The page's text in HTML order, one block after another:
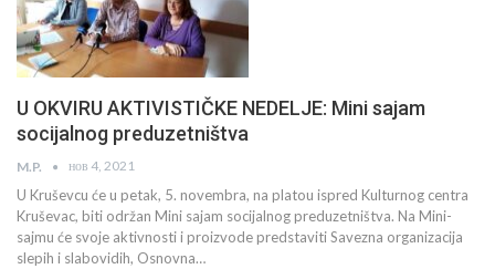
U OKVIRU AKTIVISTIČKE NEDELJE: Mini sajam
socijalnog preduzetništva
M.P. нов 4, 2021
U Kruševcu će u petak, 5. novembra, na platou ispred Kulturnog centra
Kruševac, biti održan Mini sajam socijalnog preduzetništva. Na Mini-
sajmu će svoje aktivnosti i proizvode predstaviti Savezna organizacija
slepih i slabovidih, Osnovna…